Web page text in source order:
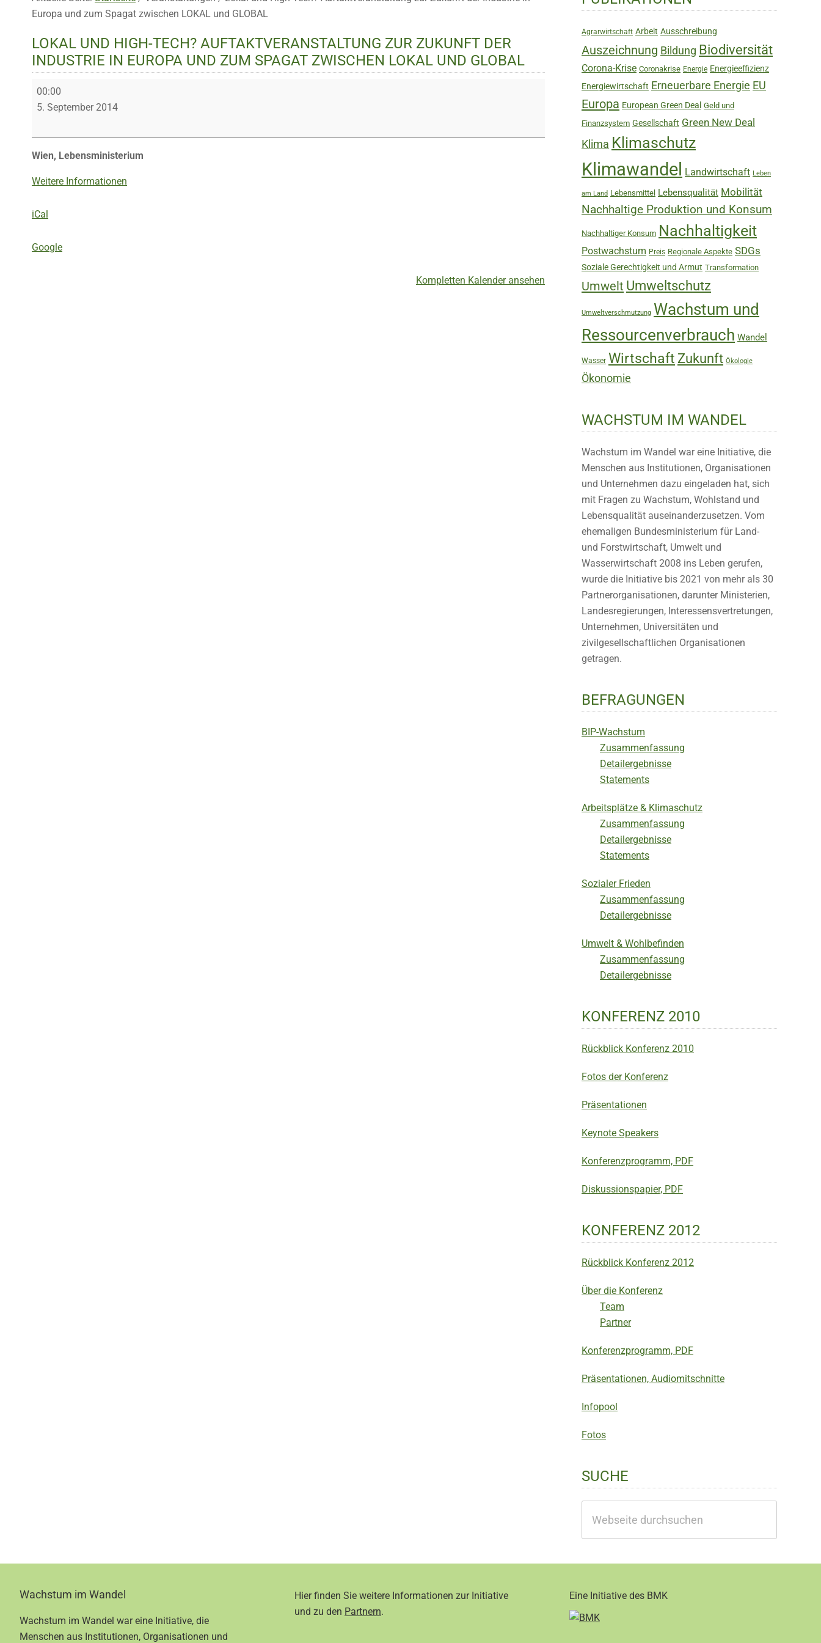
Europa und zum Spagat zwischen LOKAL und GLOBAL
LOKAL UND HIGH-TECH? AUFTAKTVERANSTALTUNG ZUR ZUKUNFT DER
INDUSTRIE IN EUROPA UND ZUM SPAGAT ZWISCHEN LOKAL UND GLOBAL
Lokal
und
Auftaktveranstaltung
Zukunft
Industrie
Europa
00:00
5. September 2014
Wien, Lebensministerium
Weitere Informationen
iCal
Google
Kompletten Kalender ansehen
Sidebar
Agrarwirtschaft Arbeit Ausschreibung
Auszeichnung Bildung Biodiversität
Corona-Krise Coronakrise Energie Energieeffizienz
Energiewirtschaft Erneuerbare Energie EU
Europa European Green Deal Geld und
Finanzsystem Gesellschaft Green New Deal
Klima Klimaschutz
Klimawandel Landwirtschaft Leben
am Land Lebensmittel Lebensqualität Mobilität
Nachhaltige Produktion und Konsum
Nachhaltiger Konsum Nachhaltigkeit
Postwachstum Preis Regionale Aspekte SDGs
Soziale Gerechtigkeit und Armut Transformation
Umwelt Umweltschutz
Umweltverschmutzung Wachstum und
Ressourcenverbrauch Wandel
Wasser Wirtschaft Zukunft Ökologie
Ökonomie
WACHSTUM IM WANDEL
Wachstum im Wandel war eine Initiative, die
Menschen aus Institutionen, Organisationen
und Unternehmen dazu eingeladen hat, sich
mit Fragen zu Wachstum, Wohlstand und
Lebensqualität auseinanderzusetzen. Vom
ehemaligen Bundesministerium für Land-
und Forstwirtschaft, Umwelt und
Wasserwirtschaft 2008 ins Leben gerufen,
wurde die Initiative bis 2021 von mehr als 30
Partnerorganisationen, darunter Ministerien,
Landesregierungen, Interessensvertretungen,
Unternehmen, Universitäten und
zivilgesellschaftlichen Organisationen
getragen.
BEFRAGUNGEN
BIP-Wachstum
Zusammenfassung
Detailergebnisse
Statements
Arbeitsplätze & Klimaschutz
Zusammenfassung
Detailergebnisse
Statements
Sozialer Frieden
Zusammenfassung
Detailergebnisse
Umwelt & Wohlbefinden
Zusammenfassung
Detailergebnisse
KONFERENZ 2010
Rückblick Konferenz 2010
Fotos der Konferenz
Präsentationen
Keynote Speakers
Konferenzprogramm, PDF
Diskussionspapier, PDF
KONFERENZ 2012
Rückblick Konferenz 2012
Über die Konferenz
Team
Partner
Konferenzprogramm, PDF
Präsentationen, Audiomitschnitte
Infopool
Fotos
SUCHE
durchsuchen
FooterWachstum im Wandel
Wachstum im Wandel war eine Initiative, die
Menschen aus Institutionen, Organisationen und
Hier finden Sie weitere Informationen zur Initiative
und zu den Partnern.
Eine Initiative des BMK